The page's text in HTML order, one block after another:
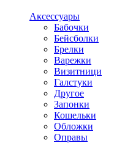
Аксессуары
Бабочки
Бейсболки
Брелки
Варежки
Визитници
Галстуки
Другое
Запонки
Кошельки
Обложки
Оправы